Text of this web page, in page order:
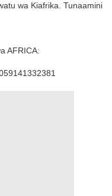
wa Kiafrika. Tunaamini
AFRICA: